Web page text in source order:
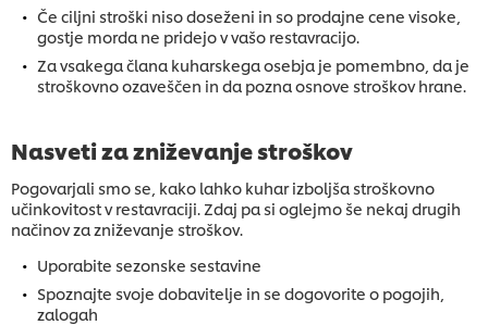
Če ciljni stroški niso doseženi in so prodajne cene visoke,
gostje morda ne pridejo v vašo restavracijo.
Za vsakega člana kuharskega osebja je pomembno, da je
stroškovno ozaveščen in da pozna osnove stroškov hrane.
Nasveti za zniževanje stroškov
Pogovarjali smo se, kako lahko kuhar izboljša stroškovno
učinkovitost v restavraciji. Zdaj pa si oglejmo še nekaj drugih
načinov za zniževanje stroškov.
Uporabite sezonske sestavine
Spoznajte svoje dobavitelje in se dogovorite o pogojih,
zalogah